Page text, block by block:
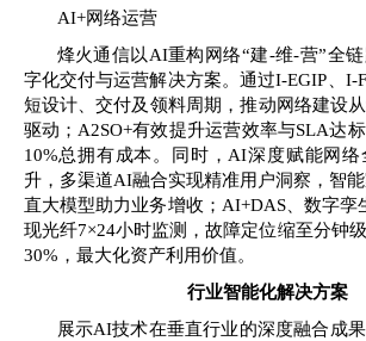
AI+网络运营
烽火通信以AI重构网络“建-维-营”全
字化交付与运营解决方案。通过I-EGIP、I-
短设计、交付及领料周期，推动网络建设
驱动；A2SO+有效提升运营效率与SLA达
10%总拥有成本。同时，AI深度赋能网
升，多渠道AI融合实现精准用户洞察，智
直大模型助力业务增收；AI+DAS、数字孪
现光纤7×24小时监测，故障定位缩至分钟
30%，最大化资产利用价值。
行业智能化解决方案
展示AI技术在垂直行业的深度融合成